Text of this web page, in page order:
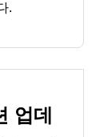
.
업데